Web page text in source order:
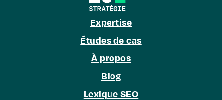
Expertise
Études de cas
À propos
Blog
Lexique SEO